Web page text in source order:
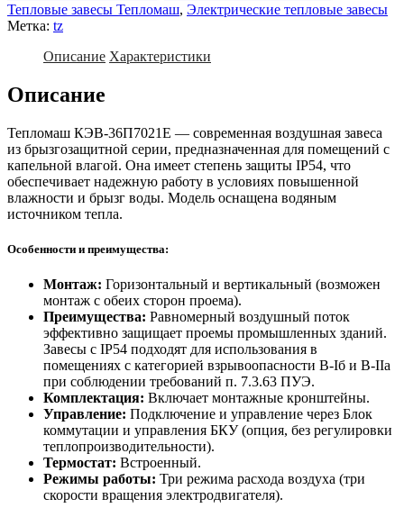
Тепловые завесы Тепломаш, Электрические тепловые завесы
Метка: tz
Описание Характеристики
Описание
Тепломаш КЭВ-36П7021Е — современная воздушная завеса
из брызгозащитной серии, предназначенная для помещений с
капельной влагой. Она имеет степень защиты IP54, что
обеспечивает надежную работу в условиях повышенной
влажности и брызг воды. Модель оснащена водяным
источником тепла.
Особенности и преимущества:
Монтаж: Горизонтальный и вертикальный (возможен
монтаж с обеих сторон проема).
Преимущества: Равномерный воздушный поток
эффективно защищает проемы промышленных зданий.
Завесы с IP54 подходят для использования в
помещениях с категорией взрывоопасности B-Iб и В-IIа
при соблюдении требований п. 7.3.63 ПУЭ.
Комплектация: Включает монтажные кронштейны.
Управление: Подключение и управление через Блок
коммутации и управления БКУ (опция, без регулировки
теплопроизводительности).
Термостат: Встроенный.
Режимы работы: Три режима расхода воздуха (три
скорости вращения электродвигателя).